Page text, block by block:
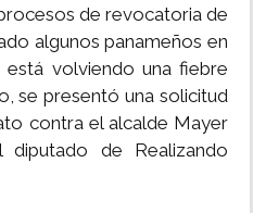
de revocatoria de
algunos panameños en
volviendo una fiebre
se presentó una solicitud
contra el alcalde Mayer
diputado de Realizando